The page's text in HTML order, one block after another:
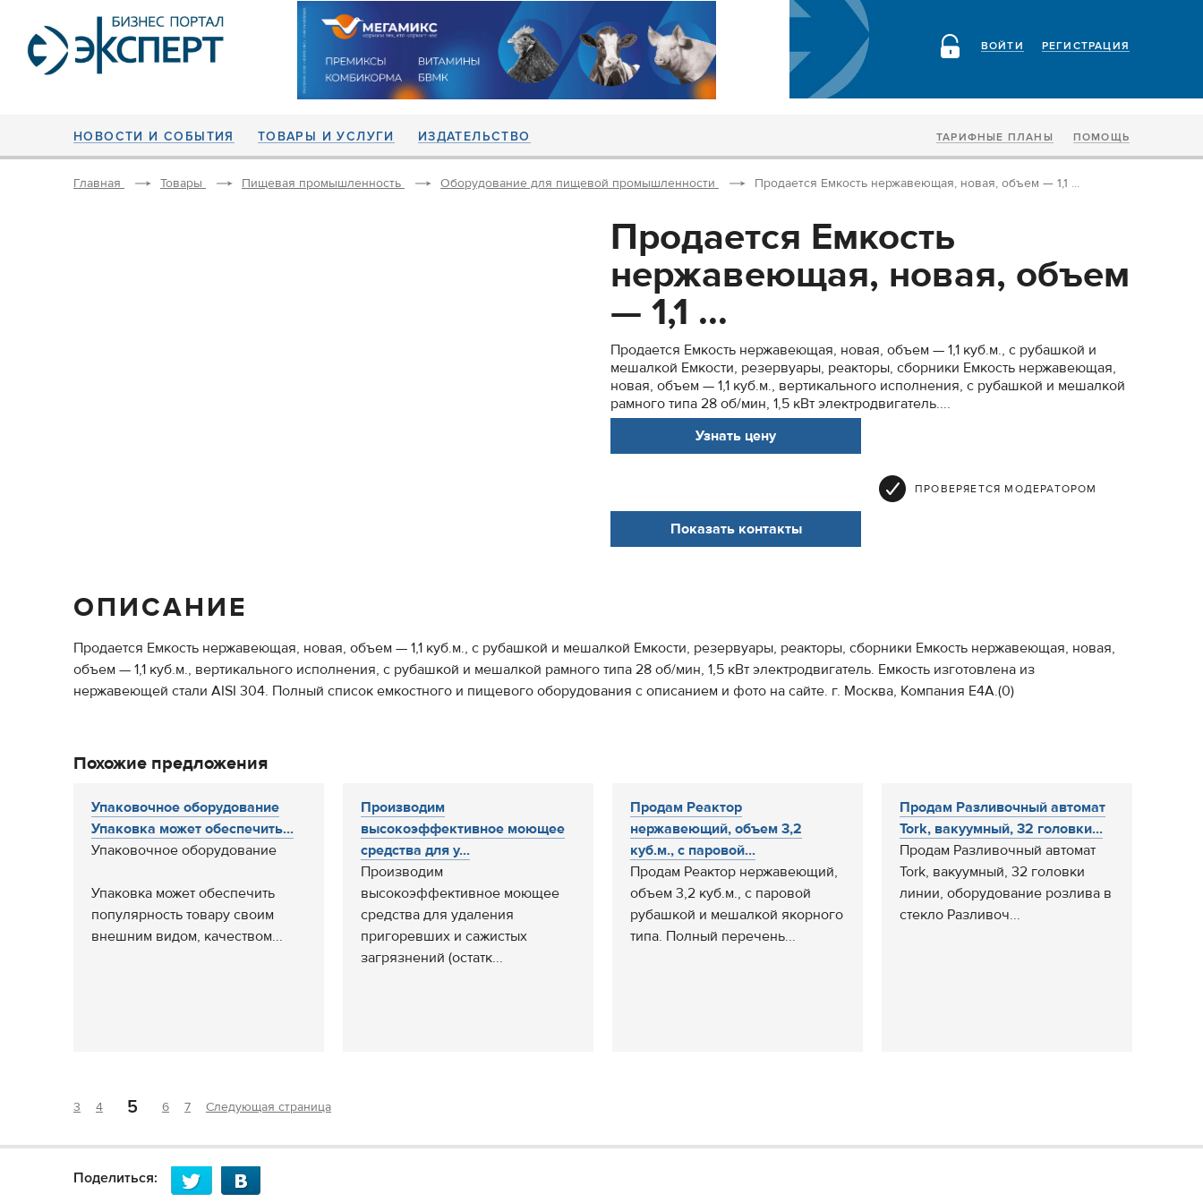
РЕГИСТРАЦИЯ
ВОЙТИ
НОВОСТИ И СОБЫТИЯ ТОВАРЫ И УСЛУГИ ИЗДАТЕЛЬСТВО ТАРИФНЫЕ ПЛАНЫ ПОМОЩЬ
Главная Товары Пищевая промышленность Оборудование для пищевой промышленности Продается Емкость нержавеющая, новая, объем — 1,1 ...
Продается Емкость
нержавеющая, новая, объем
— 1,1 ...
Продается Емкость нержавеющая, новая, объем — 1,1 куб.м., с рубашкой и
мешалкой Емкости, резервуары, реакторы, сборники Емкость нержавеющая,
новая, объем — 1,1 куб.м., вертикального исполнения, с рубашкой и мешалкой
рамного типа 28 об/мин, 1,5 кВт электродвигатель....
Узнать цену
ПРОВЕРЯЕТСЯ МОДЕРАТОРОМ
Показать контакты
ОПИСАНИЕ
Продается Емкость нержавеющая, новая, объем — 1,1 куб.м., с рубашкой и мешалкой Емкости, резервуары, реакторы, сборники Емкость нержавеющая, новая,
объем — 1,1 куб.м., вертикального исполнения, с рубашкой и мешалкой рамного типа 28 об/мин, 1,5 кВт электродвигатель. Емкость изготовлена из
нержавеющей стали AISI 304. Полный список емкостного и пищевого оборудования с описанием и фото на сайте. г. Москва, Компания Е4А.(0)
Похожие предложения
Упаковочное оборудование
Упаковка может обеспечить...
Упаковочное оборудование
Упаковка может обеспечить
популярность товару своим
внешним видом, качеством...
Производим
высокоэффективное моющее
средства для у...
Производим
высокоэффективное моющее
средства для удаления
пригоревших и сажистых
загрязнений (остатк...
Продам Реактор
нержавеющий, объем 3,2
куб.м., с паровой...
Продам Реактор нержавеющий,
объем 3,2 куб.м., с паровой
рубашкой и мешалкой якорного
типа. Полный перечень...
Продам Разливочный автомат
Tork, вакуумный, 32 головки...
Продам Разливочный автомат
Tork, вакуумный, 32 головки
линии, оборудование розлива в
стекло Разливоч...
3 4 5 6 7 Следующая страница
Поделиться: